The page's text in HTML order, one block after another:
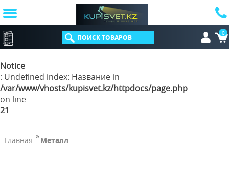
Notice
: Undefined index: Название in
/var/www/vhosts/kupisvet.kz/httpdocs/page.php
on line
21
КАТАЛОГ 0
Главная Металл